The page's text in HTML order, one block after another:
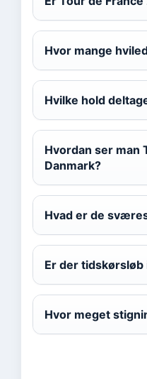
Hvor mange
Hvilke hold
Hvordan ser man
Danmark?
Hvad er de
Er der tidskørsløb
Hvor meget